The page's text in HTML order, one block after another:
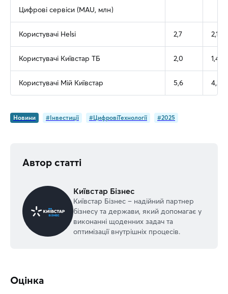
Цифрові сервіси (MAU, млн)
Користувачі Helsi 2,7 2,1
Користувачі Київстар ТБ 2,0 1,4
Користувачі Мій Київстар 5,6 4,2
Новини #Інвестиції #ЦифровіТехнології #2025
Автор статті
Київстар Бізнес
Київстар Бізнес – надійний партнер
бізнесу та держави, який допомагає у
виконанні щоденних задач та
оптимізації внутрішніх процесів.
Оцінка